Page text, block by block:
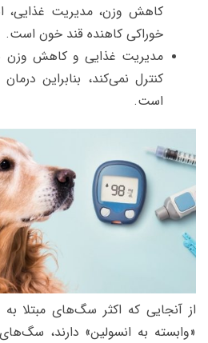
کاهش وزن، مدیریت غذایی،
خوراکی کاهنده قند خون است.
مدیریت غذایی و کاهش وزن
کنترل نمی‌کند، بنابراین درمان
است.
از آنجایی که اکثر سگ‌های مبتلا
«وابسته به انسولین» دارند، سگ‌های